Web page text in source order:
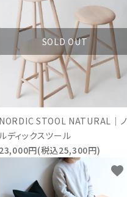
SOLD OUT
NORDIC STOOL NATURAL｜ノ
ディックスツール
23,000円(税込25,300円)
favorite